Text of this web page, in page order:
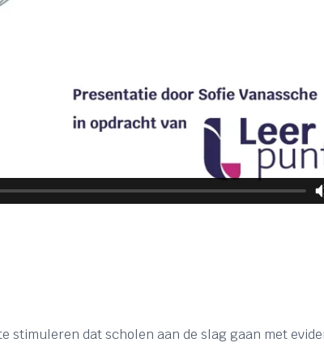
stimuleren dat scholen aan de slag gaan met